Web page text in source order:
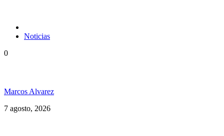
Noticias
0
Marcos Alvarez
7 agosto, 2026